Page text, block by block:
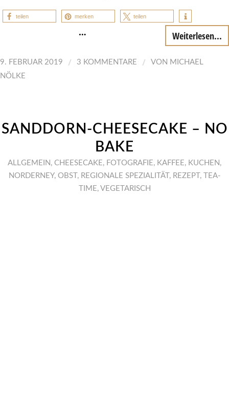
teilen merken teilen
… Weiterlesen...
9. FEBRUAR 2019 / 3 KOMMENTARE / VON MICHAEL
NÖLKE
SANDDORN-CHEESECAKE – NO
BAKE
ALLGEMEIN , CHEESECAKE, FOTOGRAFIE, KAFFEE, KUCHEN ,
NORDERNEY, OBST , REGIONALE SPEZIALITÄT , REZEPT ,
TEA-
TIME, VEGETARISCH